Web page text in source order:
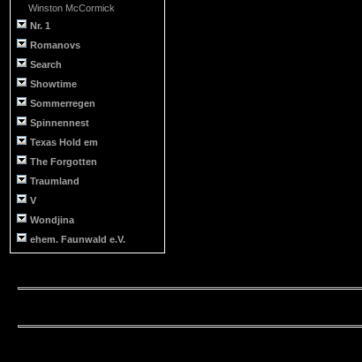
Winston McCormick
Nr. 1
Romanovs
Search
Showtime
Sommerregen
Spinnennest
Texas Hold em
The Forgotten
Traumland
V
Wondjina
ehem. Faunwald e.V.